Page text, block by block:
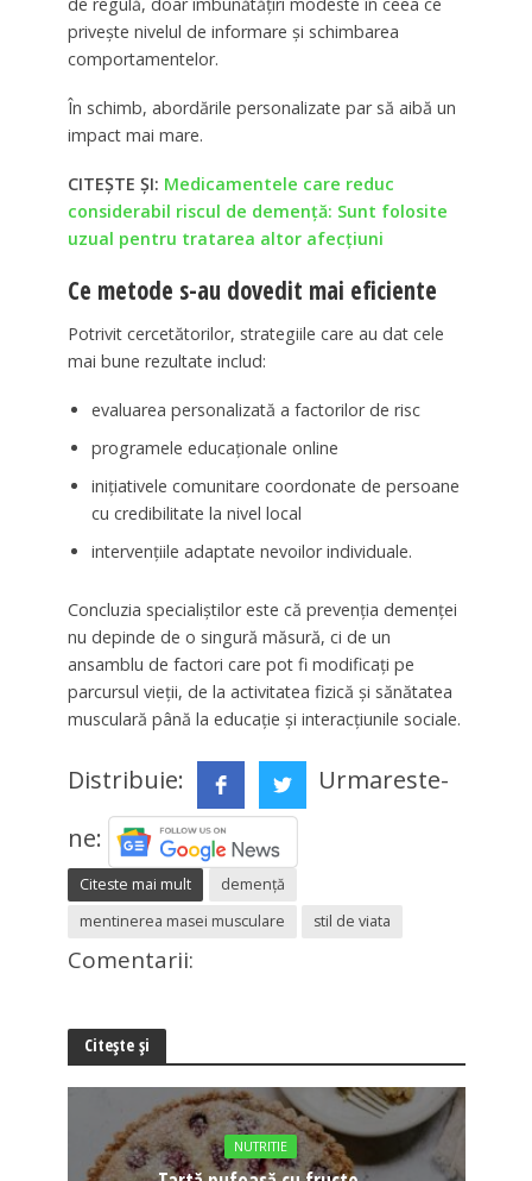
privește nivelul de informare și schimbarea
comportamentelor.
În schimb, abordările personalizate par să aibă un
impact mai mare.
CITEȘTE ȘI: Medicamentele care reduc
considerabil riscul de demență: Sunt folosite
uzual pentru tratarea altor afecțiuni
Ce metode s-au dovedit mai eficiente
Potrivit cercetătorilor, strategiile care au dat cele
mai bune rezultate includ:
evaluarea personalizată a factorilor de risc
programele educaționale online
inițiativele comunitare coordonate de persoane
cu credibilitate la nivel local
intervențiile adaptate nevoilor individuale.
Concluzia specialiștilor este că prevenția demenței
nu depinde de o singură măsură, ci de un
ansamblu de factori care pot fi modificați pe
parcursul vieții, de la activitatea fizică și sănătatea
musculară până la educație și interacțiunile sociale.
Distribuie:
Urmareste-
ne:
Citeste mai mult
demență
mentinerea masei musculare
stil de viata
Comentarii:
Citește și
NUTRITIE